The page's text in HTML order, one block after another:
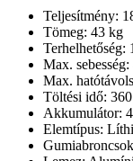
Teljesítmény:
Tömeg: 43 kg
Terhelhetőség:
Max.
Max.
Töltési idő:
Akkumulátor:
Elemtípus: